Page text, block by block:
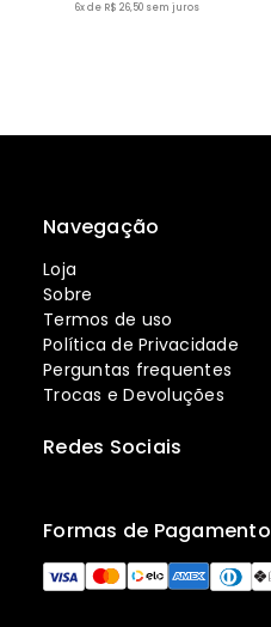
6x de R$ 26,50 sem juros
Navegação
Loja
Sobre
Termos de uso
Política de Privacidade
Perguntas frequentes
Trocas e Devoluções
Formas de Pagamento
Redes Sociais